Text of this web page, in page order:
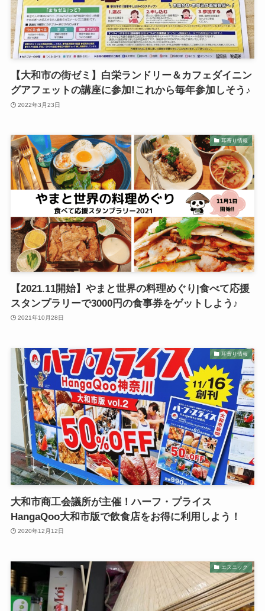
【大和市の街ゼミ】白栄ランドリー＆カフェダイニン
グアフェットの講座に参加!これから毎年参加しそう♪
2022年3月23日
耳寄り情報
【2021.11開始】やまと世界の料理めぐり|食べて応援
スタンプラリーで3000円の食事券をゲットしよう♪
2021年10月28日
耳寄り情報
大和市商工会議所が主催！ハーフ・プライス
HangaQoo大和市版で飲食店をお得に利用しよう！
2020年12月12日
エスニック